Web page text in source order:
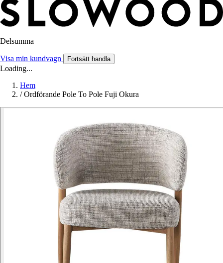
Delsumma
Visa min kundvagn Fortsätt handla
Loading...
Hem
/ Ordförande Pole To Pole Fuji Okura